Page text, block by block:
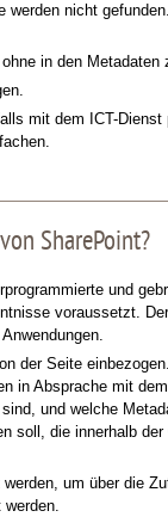
nicht
in den
mit dem ICT-
SharePoint?
und
voraussetzt.
der Seite
in Absprache mit
und welche
soll, die innerhalb
um über die